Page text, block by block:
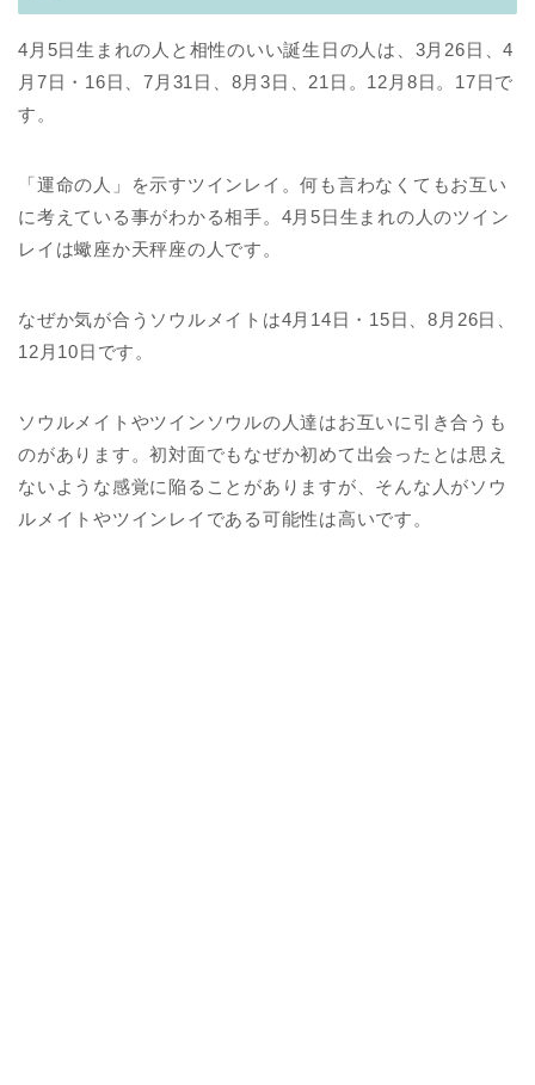
4月5日生まれの人と相性のいい誕生日の人は、3月26日、4
月7日・16日、7月31日、8月3日、21日。12月8日。17日で
す。
「運命の人」を示すツインレイ。何も言わなくてもお互い
に考えている事がわかる相手。4月5日生まれの人のツイン
レイは蠍座か天秤座の人です。
なぜか気が合うソウルメイトは4月14日・15日、8月26日、
12月10日です。
ソウルメイトやツインソウルの人達はお互いに引き合うも
のがあります。初対面でもなぜか初めて出会ったとは思え
ないような感覚に陥ることがありますが、そんな人がソウ
ルメイトやツインレイである可能性は高いです。